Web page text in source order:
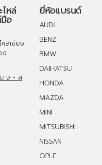
หล่
อ
หล่เชียง
ง
จ - ส
ยี่ห้อแบรนด์
AUDI
BENZ
BMW
DAIHATSU
HONDA
MAZDA
MINI
MITSUBISHI
NISSAN
OPLE